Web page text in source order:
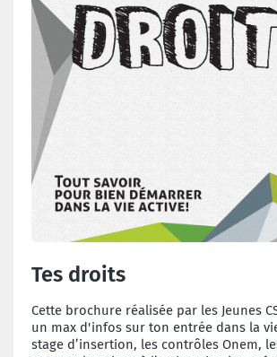
Tes droits
Cette brochure réalisée par les Jeunes
un max d'infos sur ton entrée dans la
stage d’insertion, les contrôles Onem,